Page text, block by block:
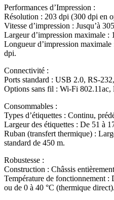
Performances d’Impression :
Résolution : 203 dpi (300 dpi en
Vitesse d’impression : Jusqu’à
Largeur d’impression maximale :
Longueur d’impression
dpi.
Connectivité :
Ports standard : USB 2.0, RS-
Options sans fil : Wi-Fi
Consommables :
Types d’étiquettes : Continu,
Largeur des étiquettes : De 51 à
Ruban (transfert thermique) :
standard de 450 m.
Robustesse :
Construction : Châssis
Température de fonctionnement :
ou de 0 à 40 °C (thermique direct).